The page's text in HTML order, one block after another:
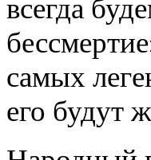
всегда
самых
его будут